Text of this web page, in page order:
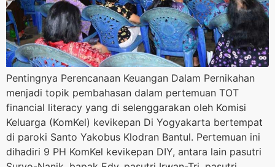
Pentingnya Perencanaan Keuangan Dalam Pernikahan
menjadi topik pembahasan dalam pertemuan TOT
financial literacy yang di selenggarakan oleh Komisi
Keluarga (KomKel) kevikepan Di Yogyakarta bertempat
di paroki Santo Yakobus Klodran Bantul. Pertemuan ini
dihadiri 9 PH KomKel kevikepan DIY, antara lain pasutri